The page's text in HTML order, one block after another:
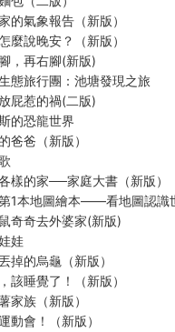
的氣象報告（新版）
麼說晚安？（新版）
，再右腳(新版)
態旅行團：池塘發現之旅
屁惹的禍(二版)
的恐龍世界
爸爸（新版）
樣的家──家庭大書（新版）
1本地圖繪本――看地圖認識
奇奇去外婆家(新版)
娃
掉的烏龜（新版）
該睡覺了！（新版）
家族（新版）
動會！（新版）